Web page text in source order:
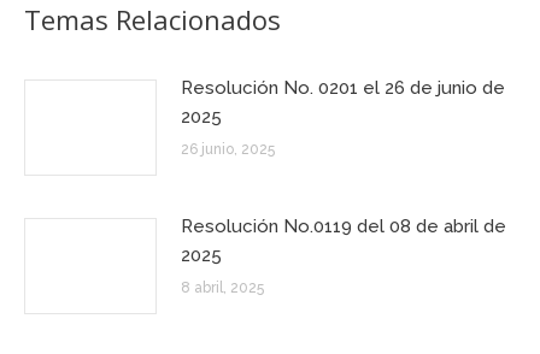
Temas Relacionados
Resolución No. 0201 el 26 de junio de
2025
26 junio, 2025
Resolución No.0119 del 08 de abril de
2025
8 abril, 2025